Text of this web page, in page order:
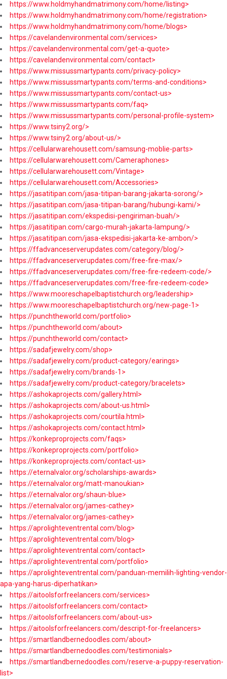
https://www.holdmyhandmatrimony.com/home/listing>
https://www.holdmyhandmatrimony.com/home/registration>
https://www.holdmyhandmatrimony.com/home/blogs>
https://cavelandenvironmental.com/services>
https://cavelandenvironmental.com/get-a-quote>
https://cavelandenvironmental.com/contact>
https://www.missussmartypants.com/privacy-policy>
https://www.missussmartypants.com/terms-and-conditions>
https://www.missussmartypants.com/contact-us>
https://www.missussmartypants.com/faq>
https://www.missussmartypants.com/personal-profile-system>
https://www.tsiny2.org/>
https://www.tsiny2.org/about-us/>
https://cellularwarehousett.com/samsung-moblie-parts>
https://cellularwarehousett.com/Cameraphones>
https://cellularwarehousett.com/Vintage>
https://cellularwarehousett.com/Accessories>
https://jasatitipan.com/jasa-titipan-barang-jakarta-sorong/>
https://jasatitipan.com/jasa-titipan-barang/hubungi-kami/>
https://jasatitipan.com/ekspedisi-pengiriman-buah/>
https://jasatitipan.com/cargo-murah-jakarta-lampung/>
https://jasatitipan.com/jasa-ekspedisi-jakarta-ke-ambon/>
https://ffadvanceserverupdates.com/category/blog/>
https://ffadvanceserverupdates.com/free-fire-max/>
https://ffadvanceserverupdates.com/free-fire-redeem-code/>
https://ffadvanceserverupdates.com/free-fire-redeem-code>
https://www.mooreschapelbaptistchurch.org/leadership>
https://www.mooreschapelbaptistchurch.org/new-page-1>
https://punchtheworld.com/portfolio>
https://punchtheworld.com/about>
https://punchtheworld.com/contact>
https://sadafjewelry.com/shop>
https://sadafjewelry.com/product-category/earings>
https://sadafjewelry.com/brands-1>
https://sadafjewelry.com/product-category/bracelets>
https://ashokaprojects.com/gallery.html>
https://ashokaprojects.com/about-us.html>
https://ashokaprojects.com/courtila.html>
https://ashokaprojects.com/contact.html>
https://konkeproprojects.com/faqs>
https://konkeproprojects.com/portfolio>
https://konkeproprojects.com/contact-us>
https://eternalvalor.org/scholarships-awards>
https://eternalvalor.org/matt-manoukian>
https://eternalvalor.org/shaun-blue>
https://eternalvalor.org/james-cathey>
https://eternalvalor.org/james-cathey>
https://aprolighteventrental.com/blog>
https://aprolighteventrental.com/blog>
https://aprolighteventrental.com/contact>
https://aprolighteventrental.com/portfolio>
https://aprolighteventrental.com/panduan-memilih-lighting-vendor-
apa-yang-harus-diperhatikan>
https://aitoolsforfreelancers.com/services>
https://aitoolsforfreelancers.com/contact>
https://aitoolsforfreelancers.com/about-us>
https://aitoolsforfreelancers.com/descript-for-freelancers>
https://smartlandbernedoodles.com/about>
https://smartlandbernedoodles.com/testimonials>
https://smartlandbernedoodles.com/reserve-a-puppy-reservation-
list>